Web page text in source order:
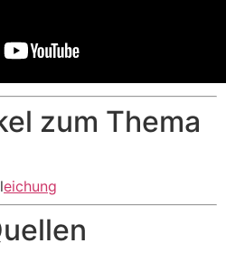
zum Thema
eichung